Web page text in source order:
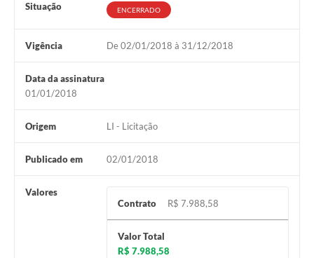
Situação ENCERRADO
Vigência De 02/01/2018 à 31/12/2018
Data da assinatura
01/01/2018
Origem LI - Licitação
Publicado em 02/01/2018
Valores
Contrato
R$ 7.988,58
Valor Total
R$ 7.988,58